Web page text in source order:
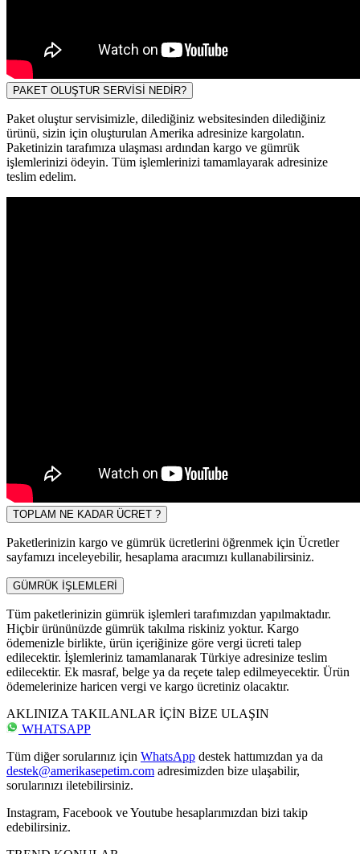
PAKET OLUŞTUR SERVİSİ NEDİR?
Paket oluştur servisimizle, dilediğiniz websitesinden dilediğiniz
ürünü, sizin için oluşturulan Amerika adresinize kargolatın.
Paketinizin tarafımıza ulaşması ardından kargo ve gümrük
işlemlerinizi ödeyin. Tüm işlemlerinizi tamamlayarak adresinize
teslim edelim.
TOPLAM NE KADAR ÜCRET ?
Paketlerinizin kargo ve gümrük ücretlerini öğrenmek için Ücretler
sayfamızı inceleyebilir, hesaplama aracımızı kullanabilirsiniz.
GÜMRÜK İŞLEMLERİ
Tüm paketlerinizin gümrük işlemleri tarafımızdan yapılmaktadır.
Hiçbir ürününüzde gümrük takılma riskiniz yoktur. Kargo
ödemenizle birlikte, ürün içeriğinize göre vergi ücreti talep
edilecektir. İşlemleriniz tamamlanarak Türkiye adresinize teslim
edilecektir. Ek masraf, belge ya da reçete talep edilmeyecektir. Ürün
ödemelerinize haricen vergi ve kargo ücretiniz olacaktır.
AKLINIZA TAKILANLAR İÇİN BİZE ULAŞIN
WHATSAPP
Tüm diğer sorularınız için WhatsApp destek hattımızdan ya da
destek@amerikasepetim.com adresimizden bize ulaşabilir,
sorularınızı iletebilirsiniz.
Instagram, Facebook ve Youtube hesaplarımızdan bizi takip
edebilirsiniz.